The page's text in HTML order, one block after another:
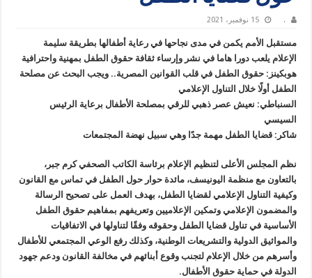
. 15 نوفمبر، 2021
مستقبل الأمم يكمن في مدى نجاحها في رعاية أطفالها بطريقة سليمة
الإعلام يلعب دورا هاما في نشر وإرساء ثقافة حقوق الطفل بمهنية واحترافية
هوبكينز: حقوق الطفل في قلب القوانين المصرية.. ويجب البحث عن مصلحة
الطفل أولًا خلال التناول الإعلامي
السنباطي: نعيش عصر ذهبي للرقي بمصلحة الأطفال برعاية الرئيس
السيسي
شاكر: قضايا الطفل مهمة جدًا وهي سبيل نهضة المجتمعات
نظم المجلس الأعلى لتنظيم الإعلام برئاسة الكاتب الصحفي كرم جبر،
بالتعاون مع منظمة اليونيسف، مائدة حوار حول الطفل في تماس مع القانون
وكيفية التناول الإعلامي لقضايا الطفل، بهدف العمل على تصحيح الرسالة
والمضمون الإعلامي وتمكين الإعلاميين وتعريفهم بمفاهيم حقوق الطفل
الأساسية في تناول قضايا الطفل وحقوقه وفقًا لتناولها في الاتفاقيات
والمواثيق الدولية والتشريعات الوطنية، وكذلك رفع الوعي المجتمعي للأطفال
وأسرهم من خلال الإعلام لتجنب وقوع أبنائهم في مخالفة القانون ودعم جهود
الدولة في حماية حقوق الأطفال.